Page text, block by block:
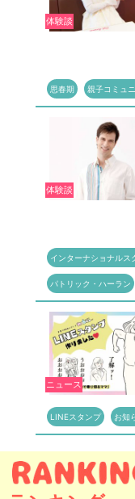
体験談
思春期 親子コミュ
体験談
インターナショナルス
パトリック・ハーラン
ニュース
LINEスタンプ お知